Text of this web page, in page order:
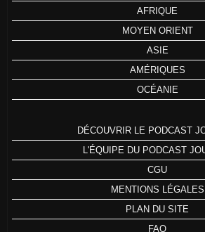
AFRIQUE
MOYEN ORIENT
ASIE
AMÉRIQUES
OCÉANIE
DÉCOUVRIR LE PODCAST
L'ÉQUIPE DU PODCAST
CGU
MENTIONS LÉGALES
PLAN DU SITE
FAQ